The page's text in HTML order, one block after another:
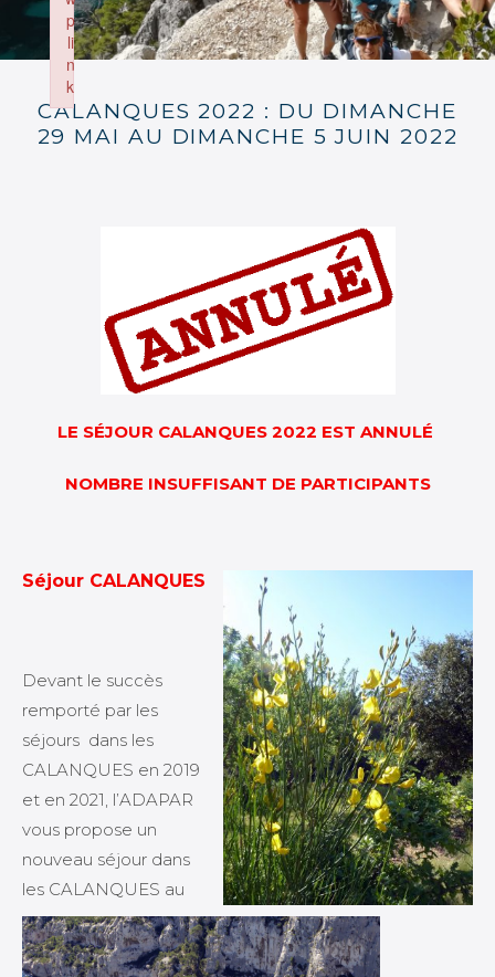
CALANQUES 2022 : DU DIMANCHE
29 MAI AU DIMANCHE 5 JUIN 2022
LE SÉJOUR CALANQUES 2022 EST ANNULÉ
NOMBRE INSUFFISANT DE PARTICIPANTS
Séjour CALANQUES
Devant le succès
remporté par les
séjours dans les
CALANQUES en 2019
et en 2021, l’ADAPAR
vous propose un
nouveau séjour dans
les CALANQUES au
p
li
n
k
Failed to initialize plugin: wplink